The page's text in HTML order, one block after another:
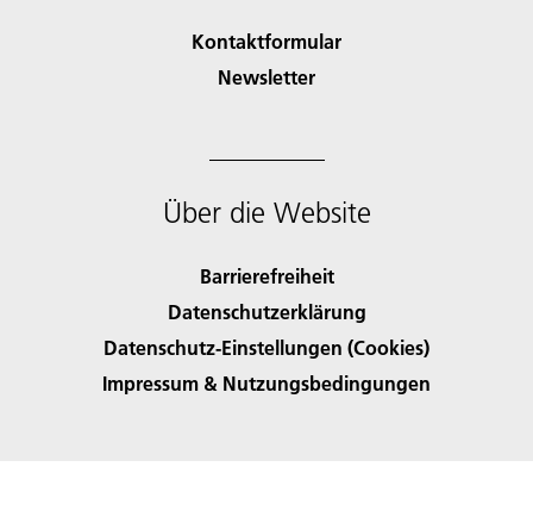
Kontaktformular
Newsletter
Über die Website
Barrierefreiheit
Datenschutzerklärung
Datenschutz-Einstellungen (Cookies)
Impressum & Nutzungsbedingungen